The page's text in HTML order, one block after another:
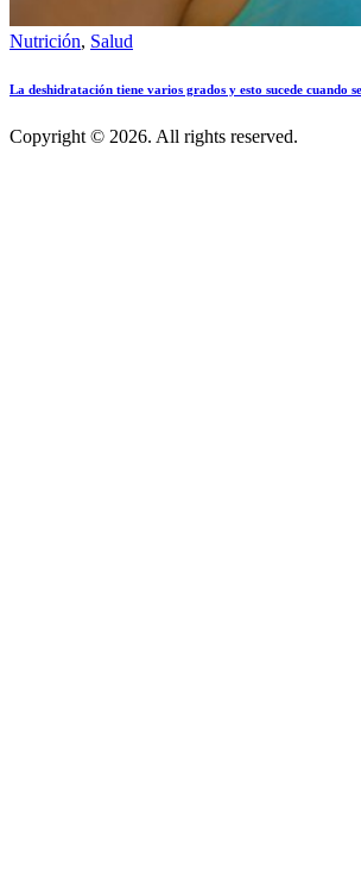
Nutrición, Salud
La deshidratación tiene varios grados y esto sucede cuando
Copyright © 2026. All rights reserved.